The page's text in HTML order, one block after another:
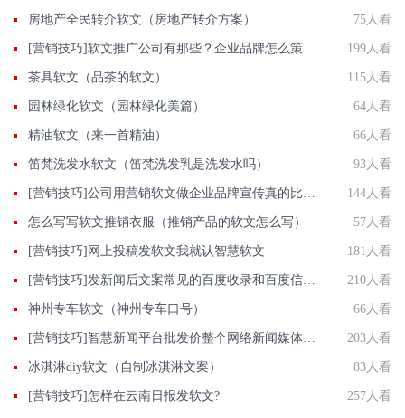
房地产全民转介软文（房地产转介方案） 75人看
199人看
茶具软文（品茶的软文） 115人看
园林绿化软文（园林绿化美篇） 64人看
精油软文（来一首精油） 66人看
笛梵洗发水软文（笛梵洗发乳是洗发水吗） 93人看
144人看
怎么写写软文推销衣服（推销产品的软文怎么写） 57人看
[营销技巧]网上投稿发软文我就认智慧软文 181人看
210人看
神州专车软文（神州专车口号） 66人看
203人看
冰淇淋diy软文（自制冰淇淋文案） 83人看
[营销技巧]怎样在云南日报发软文? 257人看